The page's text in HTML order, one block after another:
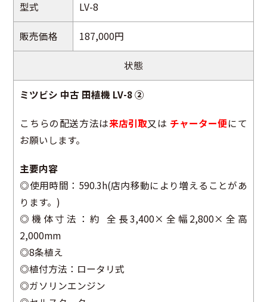
型式 LV-8
販売価格 187,000円
状態
ミツビシ 中古 田植機 LV-8 ②
こちらの配送方法は来店引取又は チャーター便にて
お願いします。
主要内容
◎使用時間：590.3h(店内移動により増えることがあ
ります。)
◎機体寸法：約 全長3,400×全幅2,800×全高
2,000mm
◎8条植え
◎植付方法：ロータリ式
◎ガソリンエンジン